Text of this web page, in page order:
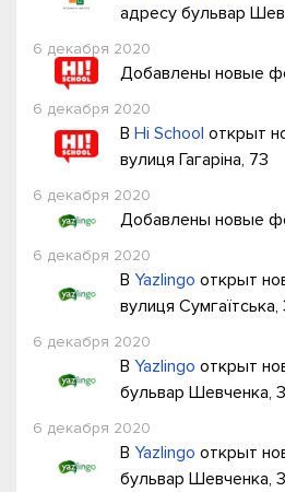
адресу бульвар
6 декабря 2020
Добавлены новые
6 декабря 2020
В Hi School открыт
вулиця Гагаріна, 73
6 декабря 2020
Добавлены новые
6 декабря 2020
В Yazlingo открыт
вулиця Сумгаїтська,
6 декабря 2020
В Yazlingo открыт
бульвар Шевченка,
6 декабря 2020
В Yazlingo открыт
бульвар Шевченка,